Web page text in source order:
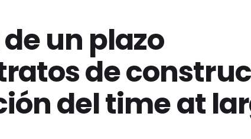
un plazo
de
del time at